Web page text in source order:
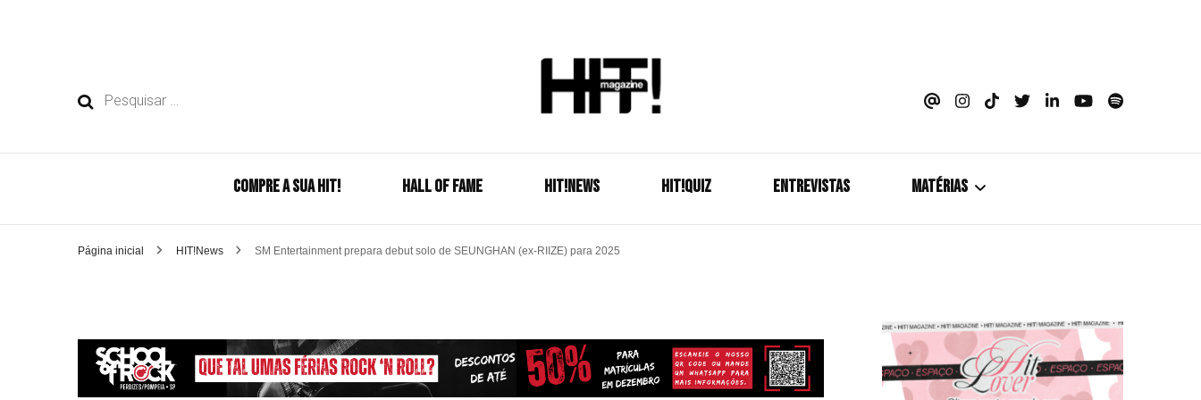
Pesquisar
HIT!Magazine
COMPRE A SUA HIT! HALL OF FAME HIT!NEWS HIT!Quiz ENTREVISTAS MATÉRIAS
Coletiva de Imprensa
Página inicial HIT!News SM Entertainment prepara debut solo de SEUNGHAN (ex-RIIZE) para 2025